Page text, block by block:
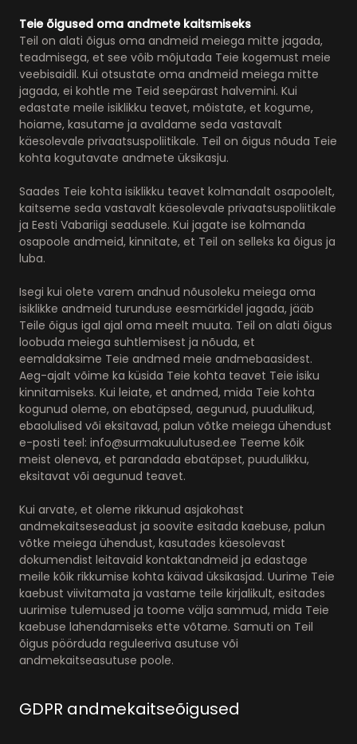
Teie õigused oma andmete kaitsmiseks
Teil on alati õigus oma andmeid meiega mitte jagada,
teadmisega, et see võib mõjutada Teie kogemust meie
veebisaidil. Kui otsustate oma andmeid meiega mitte
jagada, ei kohtle me Teid seepärast halvemini. Kui
edastate meile isiklikku teavet, mõistate, et kogume,
hoiame, kasutame ja avaldame seda vastavalt
käesolevale privaatsuspoliitikale. Teil on õigus nõuda Teie
kohta kogutavate andmete üksikasju.
Saades Teie kohta isiklikku teavet kolmandalt osapoolelt,
kaitseme seda vastavalt käesolevale privaatsuspoliitikale
ja Eesti Vabariigi seadusele. Kui jagate ise kolmanda
osapoole andmeid, kinnitate, et Teil on selleks ka õigus ja
luba.
Isegi kui olete varem andnud nõusoleku meiega oma
isiklikke andmeid turunduse eesmärkidel jagada, jääb
Teile õigus igal ajal oma meelt muuta. Teil on alati õigus
loobuda meiega suhtlemisest ja nõuda, et
eemaldaksime Teie andmed meie andmebaasidest.
Aeg-ajalt võime ka küsida Teie kohta teavet Teie isiku
kinnitamiseks. Kui leiate, et andmed, mida Teie kohta
kogunud oleme, on ebatäpsed, aegunud, puudulikud,
ebaolulised või eksitavad, palun võtke meiega ühendust
e-posti teel: info@surmakuulutused.ee Teeme kõik
meist oleneva, et parandada ebatäpset, puudulikku,
eksitavat või aegunud teavet.
Kui arvate, et oleme rikkunud asjakohast
andmekaitseseadust ja soovite esitada kaebuse, palun
võtke meiega ühendust, kasutades käesolevast
dokumendist leitavaid kontaktandmeid ja edastage
meile kõik rikkumise kohta käivad üksikasjad. Uurime Teie
kaebust viivitamata ja vastame teile kirjalikult, esitades
uurimise tulemused ja toome välja sammud, mida Teie
kaebuse lahendamiseks ette võtame. Samuti on Teil
õigus pöörduda reguleeriva asutuse või
andmekaitseasutuse poole.
GDPR andmekaitseõigused